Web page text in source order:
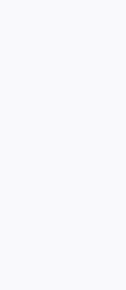
～6月30
満額
に自動積
エントリ
ーを行う。